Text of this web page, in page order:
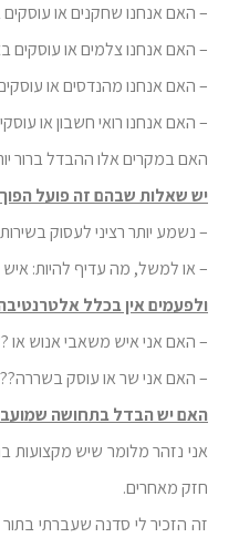
– האם אנחנו שחקנים או
– האם אנחנו צלמים או עוסקים
– האם אנחנו מהנדסים או
– האם אנחנו רואי חשבון או
האם במקרים אלו ההבדל ברור
יש שאלות שבהם זה פועל
– נשמע יותר רציני לעסוק
– או למשל, מה עדיף להיות:
ולפעמים אין בכלל
– האם אני איש משאבי אנוש או
– האם אני שר או עוסק
האם יש הבדל בתחושה
אני נזהר מלומר שיש מקצועות
חזק מאחרים.
זה הזכיר לי סדנה שעברתי